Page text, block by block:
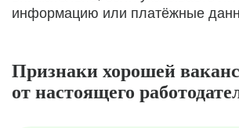
информацию или платёжные
Признаки хорошей
от настоящего